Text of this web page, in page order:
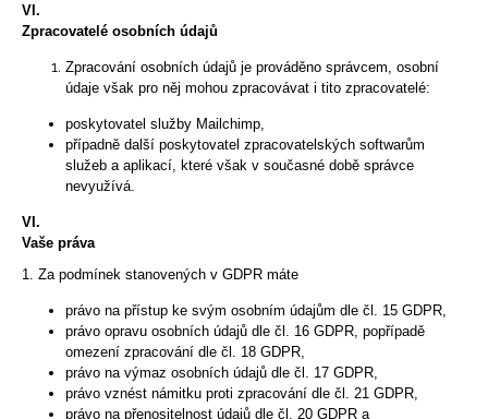
VI.
Zpracovatelé osobních údajů
Zpracování osobních údajů je prováděno správcem, osobní
údaje však pro něj mohou zpracovávat i tito zpracovatelé:
poskytovatel služby Mailchimp,
případně další poskytovatel zpracovatelských softwarům
služeb a aplikací, které však v současné době správce
nevyužívá.
VI.
Vaše práva
1. Za podmínek stanovených v GDPR máte
právo na přístup ke svým osobním údajům dle čl. 15 GDPR,
právo opravu osobních údajů dle čl. 16 GDPR, popřípadě
omezení zpracování dle čl. 18 GDPR,
právo na výmaz osobních údajů dle čl. 17 GDPR,
právo vznést námitku proti zpracování dle čl. 21 GDPR,
právo na přenositelnost údajů dle čl. 20 GDPR a